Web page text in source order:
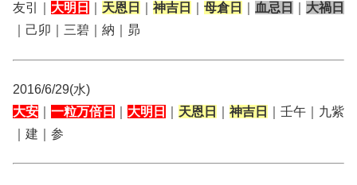
友引｜ 大明日 天恩日 神吉日 母倉日 血忌日
大禍日
｜己卯｜三碧｜納｜昴
2016/6/29(水)
大安
一粒万倍日 大明日 天恩日 神吉日
｜壬午｜九紫
｜建｜参